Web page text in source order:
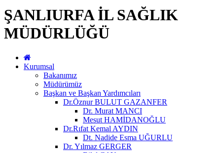
ŞANLIURFA İL SAĞLIK
MÜDÜRLÜĞÜ
Kurumsal
Bakanımız
Müdürümüz
Başkan ve Başkan Yardımcıları
Dr.Öznur BULUT GAZANFER
Dr. Murat MANCI
Mesut HAMİDANOĞLU
Dr.Rıfat Kemal AYDIN
Dt. Nadide Esma UĞURLU
Dr. Yılmaz GERGER